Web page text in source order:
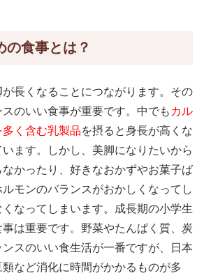
の食事とは？
長くなることにつながります。その
のいい食事が重要です。中でも カル
く含む乳製品を摂ると身長が高くな
ます。しかし、美脚になりたいから
かったり、好きなおかずやお菓子ば
モンのバランスがおかしくなってし
なってしまいます。成長期の小学生
は重要です。野菜やたんぱく質、炭
スのいい食生活が一番ですが、日本
など消化に時間がかかるものが多